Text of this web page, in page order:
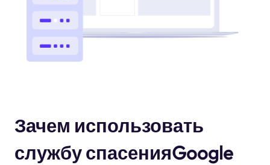
Зачем использовать
службу спасенияGoogle